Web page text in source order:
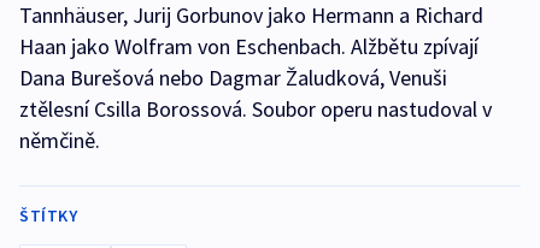
Tannhäuser, Jurij Gorbunov jako Hermann a Richard
Haan jako Wolfram von Eschenbach. Alžbětu zpívají
Dana Burešová nebo Dagmar Žaludková, Venuši
ztělesní Csilla Borossová. Soubor operu nastudoval v
němčině.
ŠTÍTKY